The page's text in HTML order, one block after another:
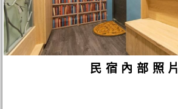
民宿內部照片